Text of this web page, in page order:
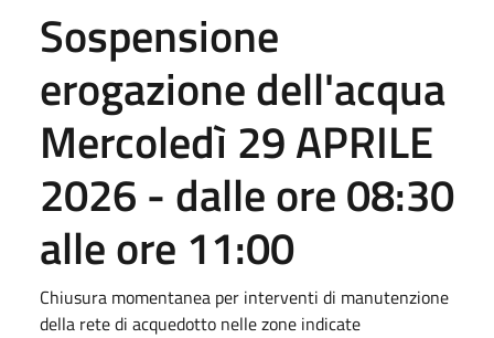
Sospensione
erogazione dell'acqua
Mercoledì 29 APRILE
2026 - dalle ore 08:30
alle ore 11:00
Chiusura momentanea per interventi di manutenzione
della rete di acquedotto nelle zone indicate